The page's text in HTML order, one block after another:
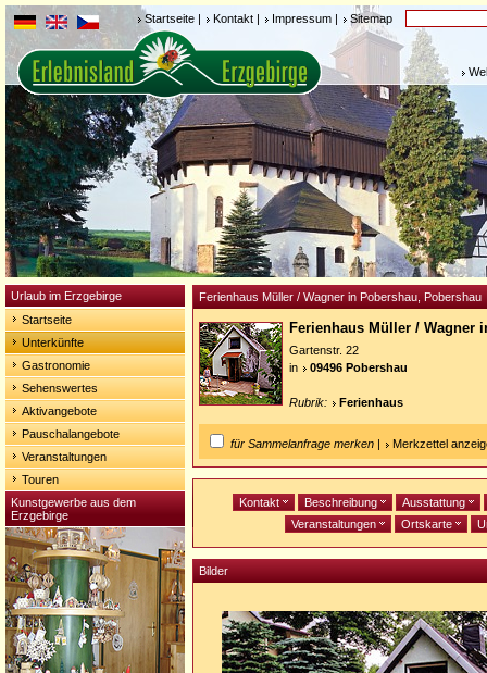
Startseite | Kontakt | Impressum | Sitemap
Urlaub im Erzgebirge
Startseite
Unterkünfte
Gastronomie
Sehenswertes
Aktivangebote
Pauschalangebote
Veranstaltungen
Touren
Kunstgewerbe aus dem
Erzgebirge
Ferienhaus Müller / Wagner in Pobershau, Pobershau
Ferienhaus Müller / Wagner
Gartenstr. 22
in
09496 Pobershau
Rubrik: Ferienhaus
für Sammelanfrage merken | Merkzettel
Kontakt Beschreibung
Ausstattung
Veranstaltungen
Ortskarte
Bilder